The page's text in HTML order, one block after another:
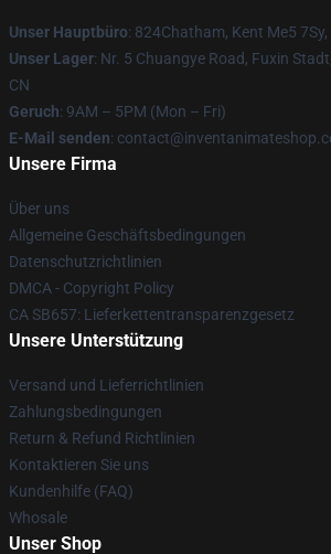
Unser Hauptbüro: 824Chatham, Kent Me5 7Sy,
Unser Lager: Nr. 5 Chuangye Road, Fuxin
CN
Geruch: 9AM – 5PM (Mon – Fri)
E-Mail senden:
Unsere Firma
Über uns
Allgemeine Geschäftsbedingungen
Datenschutzrichtlinien
DMCA - Copyright Policy
CA SB657: Lieferkettentransparenzgesetz
Unsere Unterstützung
Versand und Lieferrichtlinien
Zahlungsbedingungen
Return & Refund Richtlinien
Kontaktieren Sie uns
Kundenhilfe (FAQ)
Whosale
Unser Shop